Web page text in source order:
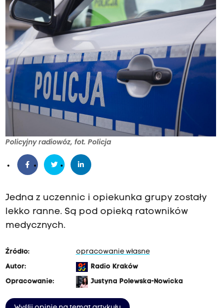
Policyjny radiowóz, fot. Policja
Jedna z uczennic i opiekunka grupy zostały
lekko ranne. Są pod opieką ratowników
medycznych.
Źródło:
opracowanie własne
Autor:
Radio Kraków
Opracowanie:
Justyna Polewska-Nowicka